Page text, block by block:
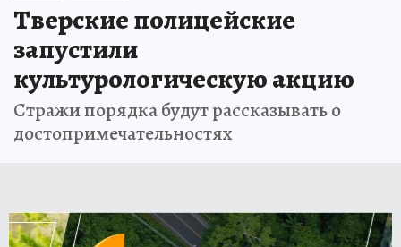
Тверские полицейские
запустили
культурологическую акцию
Стражи порядка будут рассказывать о
достопримечательностях